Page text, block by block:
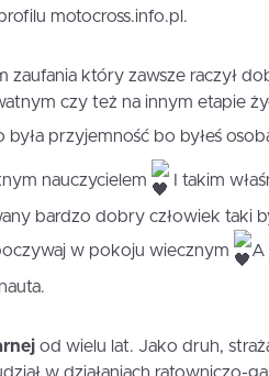
motocross.info.pl.
zaufania który zawsze raczył
czy też na innym etapie
była przyjemność bo byłeś
nauczycielem I takim
bardzo dobry człowiek taki
w pokoju wiecznym A
od wielu lat. Jako druh,